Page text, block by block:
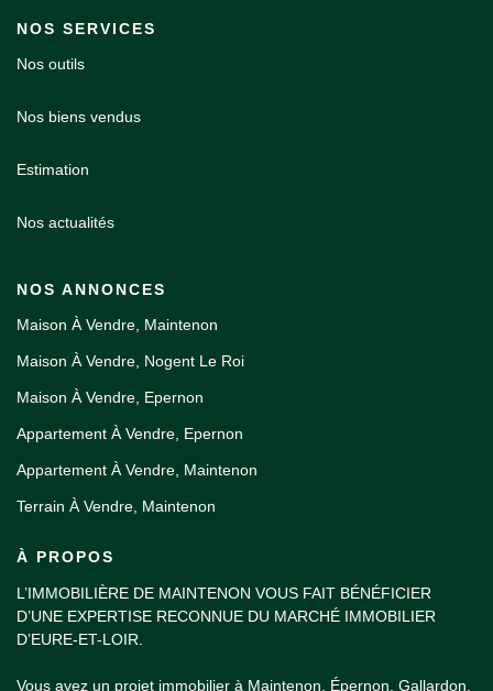
NOS SERVICES
Nos outils
Nos biens vendus
Estimation
Nos actualités
NOS ANNONCES
Maison À Vendre, Maintenon
Maison À Vendre, Nogent Le Roi
Maison À Vendre, Epernon
Appartement À Vendre, Epernon
Appartement À Vendre, Maintenon
Terrain À Vendre, Maintenon
À PROPOS
L’IMMOBILIÈRE DE MAINTENON VOUS FAIT BÉNÉFICIER
D’UNE EXPERTISE RECONNUE DU MARCHÉ IMMOBILIER
D’EURE-ET-LOIR.
Vous avez un projet immobilier à Maintenon, Épernon, Gallardon,